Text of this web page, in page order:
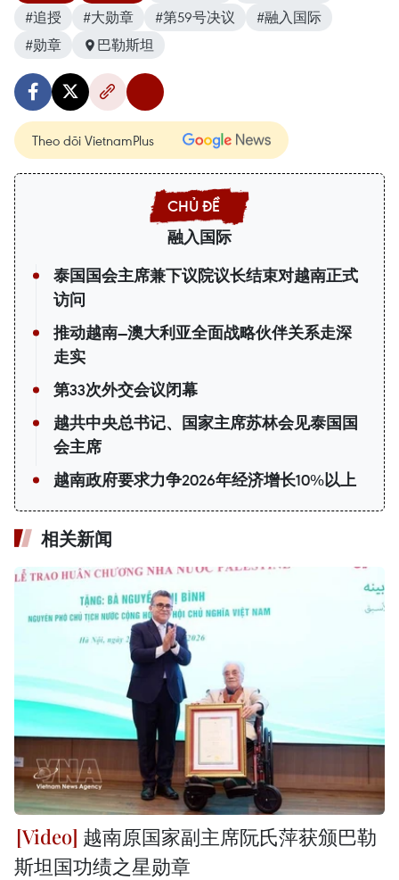
#追授
#大勋章 #第59号决议
#融入国际
#勋章
巴勒斯坦
Theo dõi VietnamPlus
融入国际
泰国国会主席兼下议院议长结束对越南正式
访问
推动越南—澳大利亚全面战略伙伴关系走深
走实
第33次外交会议闭幕
越共中央总书记、国家主席苏林会见泰国国
会主席
越南政府要求力争2026年经济增长10%以上
相关新闻
越南原国家副主席阮氏萍获颁巴勒
斯坦国功绩之星勋章